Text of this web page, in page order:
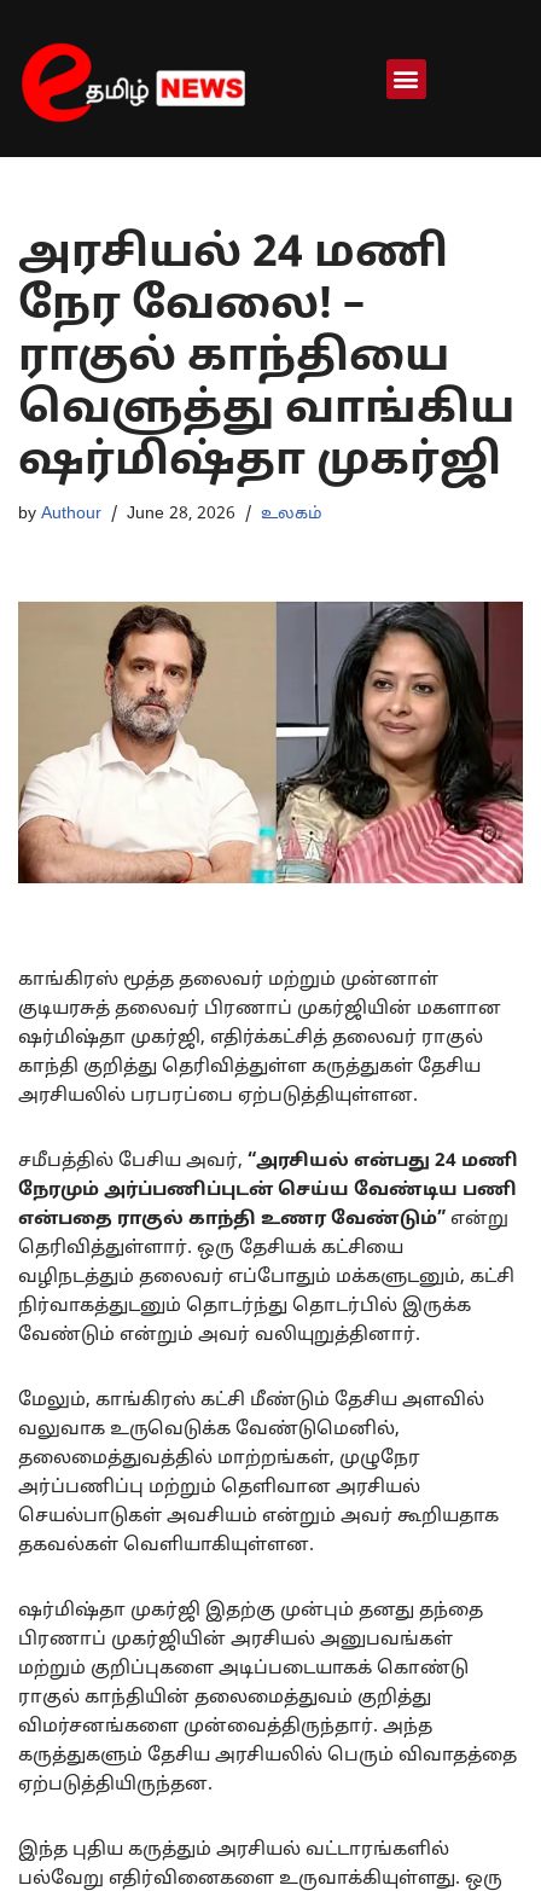
Skip
to
content
அரசியல் 24 மணி
நேர வேலை! –
ராகுல் காந்தியை
வெளுத்து வாங்கிய
ஷர்மிஷ்தா முகர்ஜி
by Authour June 28, 2026 உலகம்
காங்கிரஸ் மூத்த தலைவர் மற்றும் முன்னாள்
குடியரசுத் தலைவர் பிரணாப் முகர்ஜியின் மகளான
ஷர்மிஷ்தா முகர்ஜி, எதிர்க்கட்சித் தலைவர் ராகுல்
காந்தி குறித்து தெரிவித்துள்ள கருத்துகள் தேசிய
அரசியலில் பரபரப்பை ஏற்படுத்தியுள்ளன.
சமீபத்தில் பேசிய அவர், “அரசியல் என்பது 24 மணி
நேரமும் அர்ப்பணிப்புடன் செய்ய வேண்டிய பணி
என்பதை ராகுல் காந்தி உணர வேண்டும்” என்று
தெரிவித்துள்ளார். ஒரு தேசியக் கட்சியை
வழிநடத்தும் தலைவர் எப்போதும் மக்களுடனும், கட்சி
நிர்வாகத்துடனும் தொடர்ந்து தொடர்பில் இருக்க
வேண்டும் என்றும் அவர் வலியுறுத்தினார்.
மேலும், காங்கிரஸ் கட்சி மீண்டும் தேசிய அளவில்
வலுவாக உருவெடுக்க வேண்டுமெனில்,
தலைமைத்துவத்தில் மாற்றங்கள், முழுநேர
அர்ப்பணிப்பு மற்றும் தெளிவான அரசியல்
செயல்பாடுகள் அவசியம் என்றும் அவர் கூறியதாக
தகவல்கள் வெளியாகியுள்ளன.
ஷர்மிஷ்தா முகர்ஜி இதற்கு முன்பும் தனது தந்தை
பிரணாப் முகர்ஜியின் அரசியல் அனுபவங்கள்
மற்றும் குறிப்புகளை அடிப்படையாகக் கொண்டு
ராகுல் காந்தியின் தலைமைத்துவம் குறித்து
விமர்சனங்களை முன்வைத்திருந்தார். அந்த
கருத்துகளும் தேசிய அரசியலில் பெரும் விவாதத்தை
ஏற்படுத்தியிருந்தன.
இந்த புதிய கருத்தும் அரசியல் வட்டாரங்களில்
பல்வேறு எதிர்வினைகளை உருவாக்கியுள்ளது. ஒரு